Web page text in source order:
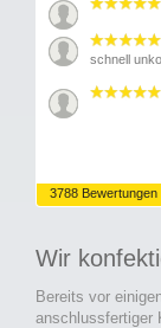
schnell
3788 Bewertungen
Wir
Bereits vor
anschlussfertiger